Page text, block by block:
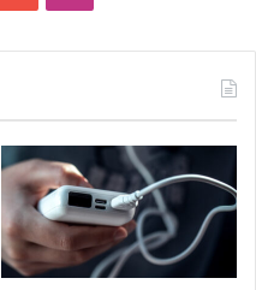
u
b
e
a
g
r